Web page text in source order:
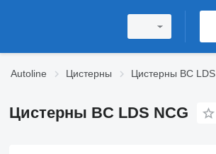
Autoline Цистерны Цистерны BC LDS
Цистерны BC LDS NCG